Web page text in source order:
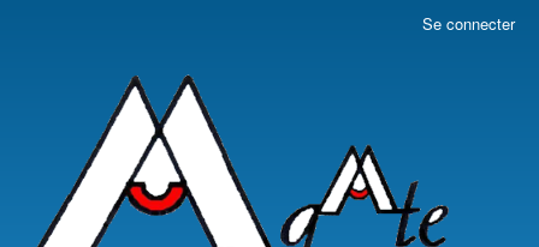
l'utilisateur
Se connecter